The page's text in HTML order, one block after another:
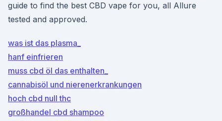
guide to find the best CBD vape for you, all Allure
tested and approved.
was ist das plasma_
hanf einfrieren
muss cbd öl das enthalten_
cannabisöl und nierenerkrankungen
hoch cbd null thc
großhandel cbd shampoo